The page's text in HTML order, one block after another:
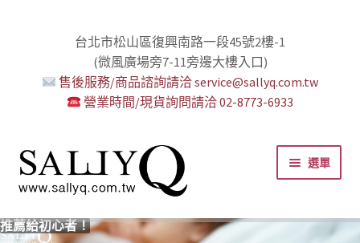
台北市松山區復興南路一段45號2樓-1
(微風廣場旁7-11旁邊大樓入口)
售後服務/商品諮詢請洽 service@sallyq.com.tw
營業時間/現貨詢問請洽 02-8773-6933
跳
至
導
列
跳
至
主
內
選單
推薦給初心者！
用藥三分毒！
絕對拘束、絕對快感！
野外調教專區請點我！
零卡分期小額支付!
高潮小哥哥！
免下車也可以購物！
時尚真皮Ｋ金手腳環+短鏈
K金綺娜情趣時尚組
嘗試輕柔的SM，你要一起嗎？
Bess2 買1送4毫無冷場！
免洗潤滑 快適生活提案者
小兔乳夾 遠端遙控想壞壞！
雙悅彎 建立你的多重高潮宇宙！
蜜穴攪拌棒 瞄準性感的私密區域
男人，也該犒賞自己了！
門市消費送時尚收納包
出貨調整公告
人氣男優情慾寫真
SallyQ老師客製化語音服務